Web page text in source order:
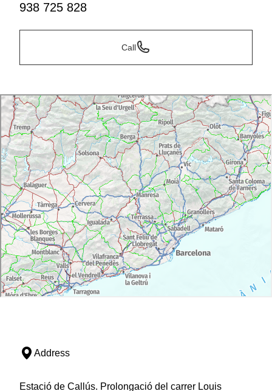
938 725 828
Call
Address
Estació de Callús. Prolongació del carrer Louis